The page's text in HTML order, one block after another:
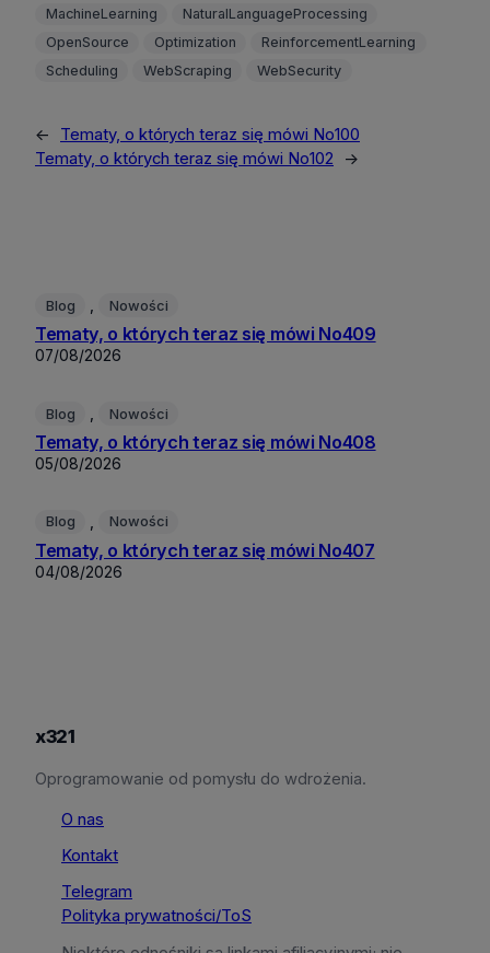
MachineLearning
NaturalLanguageProcessing
OpenSource
Optimization
ReinforcementLearning
Scheduling
WebScraping WebSecurity
←
Tematy, o których teraz się mówi No100
Tematy, o których teraz się mówi No102
→
Blog Nowości
Tematy, o których teraz się mówi No409
07/08/2026
Blog Nowości
Tematy, o których teraz się mówi No408
05/08/2026
Blog Nowości
Tematy, o których teraz się mówi No407
04/08/2026
x321
Oprogramowanie od pomysłu do wdrożenia.
O nas
Kontakt
Telegram
Polityka prywatności/ToS